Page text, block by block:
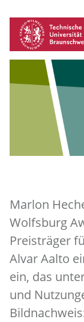
Marlon
Wolfsburg
Preisträger
Alvar Aalto
ein, das
und